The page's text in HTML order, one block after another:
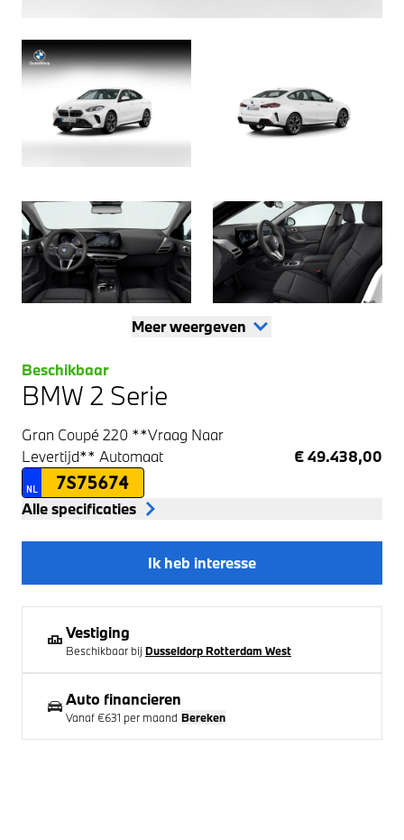
Meer weergeven
Beschikbaar
BMW 2 Serie
Gran Coupé 220 **Vraag Naar
Levertijd** Automaat € 49.438,00
NL 7S75674
Alle specificaties
Ik heb interesse
Vestiging
Beschikbaar bij Dusseldorp Rotterdam West
Auto financieren
Vanaf €631 per maand Bereken